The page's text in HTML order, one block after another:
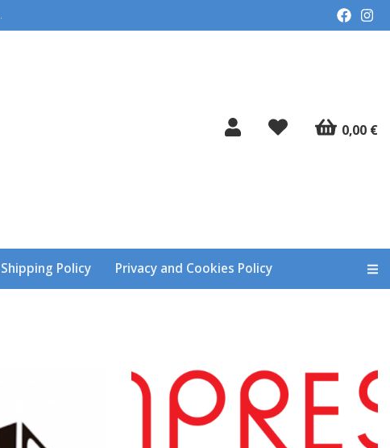
0,00 €
Shipping Policy Privacy and Cookies Policy